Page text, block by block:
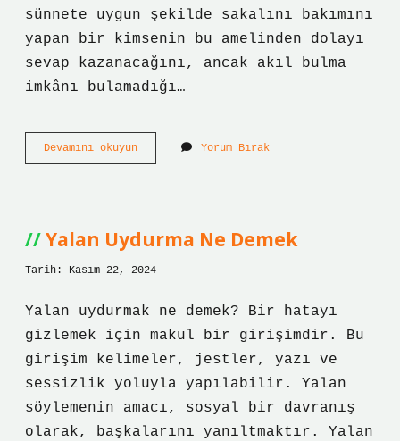
sünnete uygun şekilde sakalını bakımını
yapan bir kimsenin bu amelinden dolayı
sevap kazanacağını, ancak akıl bulma
imkânı bulamadığı…
Devamını okuyunBıyık
Bırakmak
Yorum Bırak
Yalan Uydurma Ne Demek
Tarih: Kasım 22, 2024
Yalan uydurmak ne demek? Bir hatayı
gizlemek için makul bir girişimdir. Bu
girişim kelimeler, jestler, yazı ve
sessizlik yoluyla yapılabilir. Yalan
söylemenin amacı, sosyal bir davranış
olarak, başkalarını yanıltmaktır. Yalan